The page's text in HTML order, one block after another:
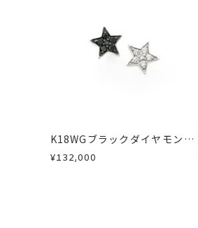
K18WGブラックダイヤモンド/
ダイヤモンドピアス
¥132,000